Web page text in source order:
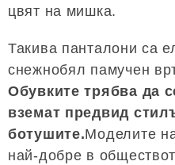
цвят на мишка.
Такива панталони са
снежнобял памучен
Обувките трябва да
вземат предвид
ботушите.Моделите
най-добре в